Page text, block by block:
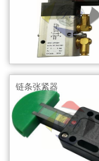
链条张紧器